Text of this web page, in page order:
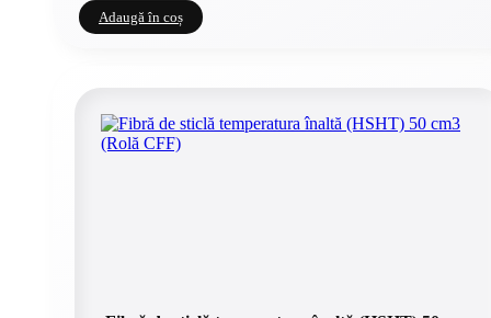
Adaugă în coș